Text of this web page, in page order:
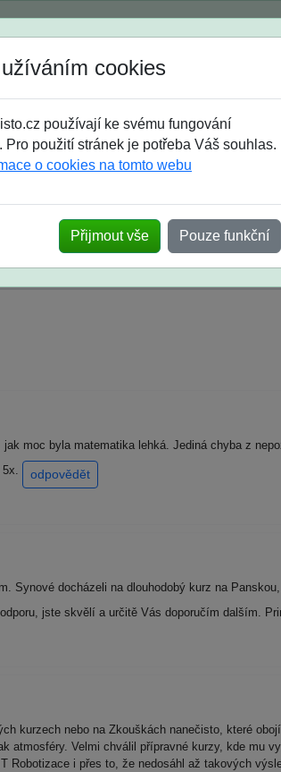
Jak si vybrat
střední maturanti soutěže prázdniny
ohlasy po skutečných
cookies
používají ke svému fungování
Pro použití stránek je potřeba Váš souhlas.
o cookies na tomto webu
Přijmout vše Pouze funkční
moc byla matematika lehká. Jediná chyba z
odpovědět
Synové docházeli na dlouhodobý kurz na
jste skvělí a určitě Vás doporučím dalším.
kurzech nebo na Zkouškách nanečisto, které
atmosféry. Velmi chválil přípravné kurzy, kde mu
i přes to, že nedosáhl až takových